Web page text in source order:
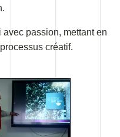
passion, mettant en
créatif.